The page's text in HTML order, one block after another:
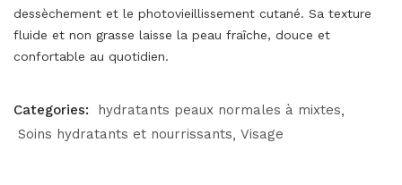
dessèchement et le photovieillissement cutané. Sa texture
fluide et non grasse laisse la peau fraîche, douce et
confortable au quotidien.
Categories:
hydratants peaux normales à mixtes
Soins hydratants et nourrissants Visage